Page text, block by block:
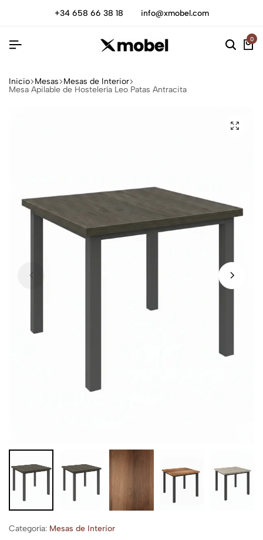
+34 658 66 38 18 info@xmobel.com
0
Inicio Mesas Mesas de Interior
Mesa Apilable de Hostelería Leo Patas Antracita
Categoría: Mesas de Interior